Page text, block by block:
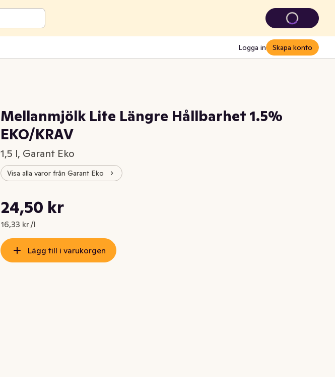
Logga in Skapa konto
Mellanmjölk Lite Längre Hållbarhet 1.5%
EKO/KRAV
1,5 l, Garant Eko
Visa alla varor från Garant Eko
Nuvarande pris är: 24,50 kr
24,50 kr
16,33 kr /l
Styckpris: 16,33 kr /l
Lägg till i varukorgen